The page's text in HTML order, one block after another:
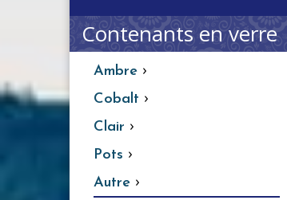
Contenants en verre
Ambre ›
Cobalt ›
Clair ›
Pots ›
Autre ›